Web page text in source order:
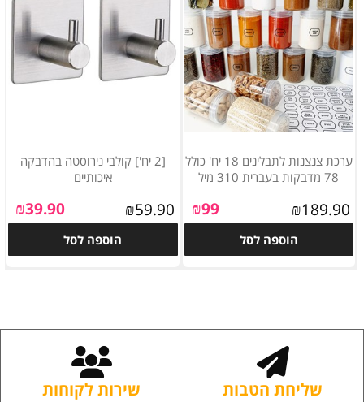
ערכת צנצנות לתבלינים 18 יח' כולל
78 מדבקות בעברית 310 מיל
₪189.90
₪99
הוספה לסל
[2 יח'] קולבי נירוסטה בהדבקה
איכותיים
₪59.90
₪39.90
הוספה לסל
שליחת הטבות שירות לקוחות